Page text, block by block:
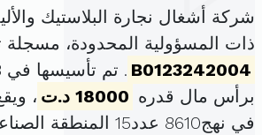
شركة أشغال نجارة البلاستيك
ذات المسؤولية المحدودة، مسجلة
B0123242004
برأس مال قدره 18000 د.ت
،